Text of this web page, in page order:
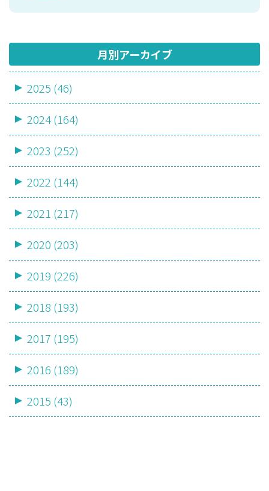
月別アーカイブ
2025 (46)
2024 (164)
2023 (252)
2022 (144)
2021 (217)
2020 (203)
2019 (226)
2018 (193)
2017 (195)
2016 (189)
2015 (43)